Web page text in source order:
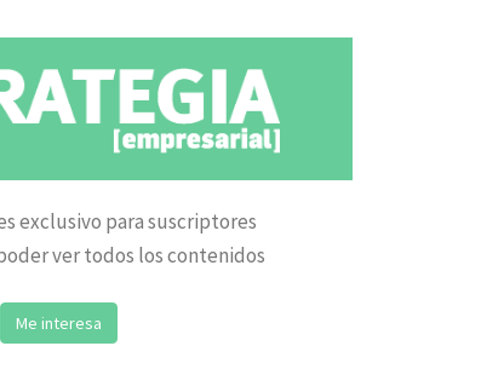
exclusivo para suscriptores
ver todos los contenidos
Me interesa